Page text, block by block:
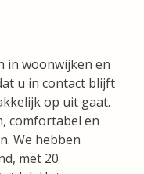
in woonwijken en
u in contact blijft
op uit gaat.
comfortabel en
We hebben
met 20